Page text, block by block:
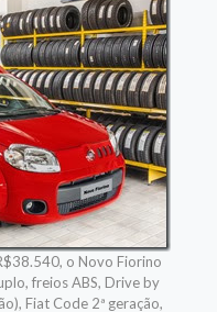
o Novo Fiorino
freios ABS, Drive by
Fiat Code 2ª geração,